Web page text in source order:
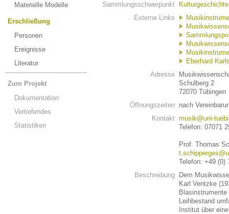
Materielle Modelle
Erschließung
Personen
Ereignisse
Literatur
Zum Projekt
Dokumentation
Vertiefendes
Statistiken
Sammlungsschwerpunkt Kulturgeschichte
Externe Links
Eberhard
Adresse
Schulberg 2
72070 Tübingen
Öffnungszeiten nach
Kontakt musik@uni-
Telefon: 07071
Prof. Thomas
Telefon: +49 (0)
Beschreibung
Dem
Karl Ventzke
Leihbestand
Institut über